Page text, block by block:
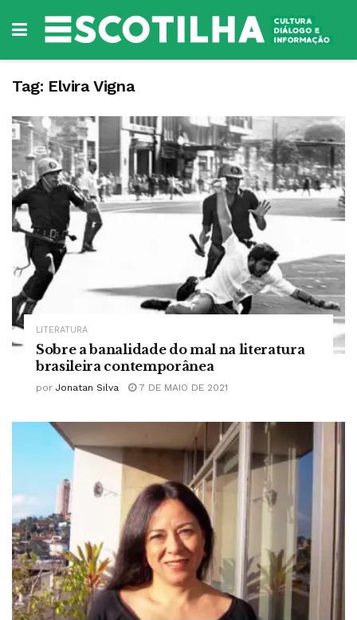
Tag: Elvira Vigna
LITERATURA
Sobre a banalidade do mal na literatura
brasileira contemporânea
por Jonatan Silva 7 DE MAIO DE 2021